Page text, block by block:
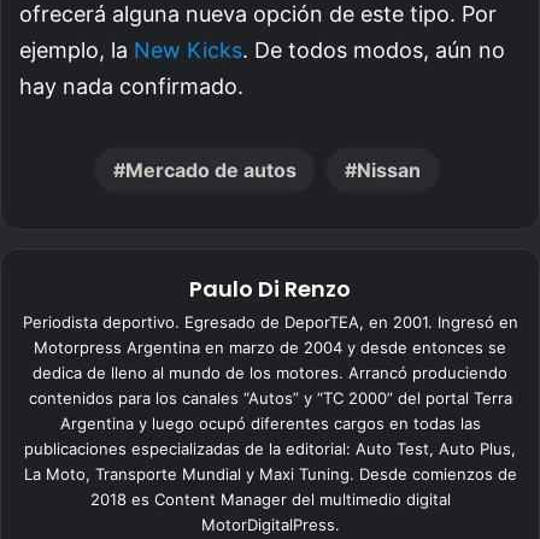
ofrecerá alguna nueva opción de este tipo. Por
ejemplo, la New Kicks. De todos modos, aún no
hay nada confirmado.
Mercado de autos Nissan
Paulo Di Renzo
Periodista deportivo. Egresado de DeporTEA, en 2001. Ingresó en
Motorpress Argentina en marzo de 2004 y desde entonces se
dedica de lleno al mundo de los motores. Arrancó produciendo
contenidos para los canales “Autos” y “TC 2000” del portal Terra
Argentina y luego ocupó diferentes cargos en todas las
publicaciones especializadas de la editorial: Auto Test, Auto Plus,
La Moto, Transporte Mundial y Maxi Tuning. Desde comienzos de
2018 es Content Manager del multimedio digital
MotorDigitalPress.